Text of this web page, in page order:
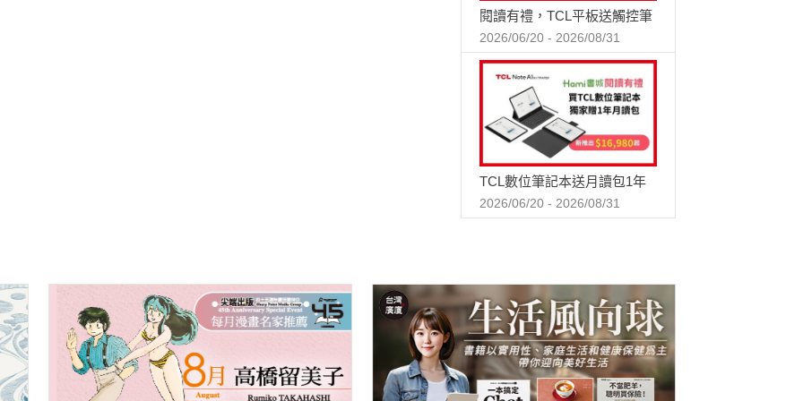
閱讀有禮，TCL平板送觸控筆
2026/06/20 - 2026/08/31
TCL數位筆記本送月讀包1年
2026/06/20 - 2026/08/31